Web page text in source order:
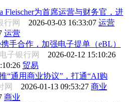
Fleischer为首席运营与财务官，进
行网 2026-03-03 16:33:07 运营
运营
手合作，加强电子提单（eBL）
电子银行网 2026-02-12 15:10:26
贸易
“通用商业协议”，打通“AI购
网 2026-01-13 09:53:27 商业
商业